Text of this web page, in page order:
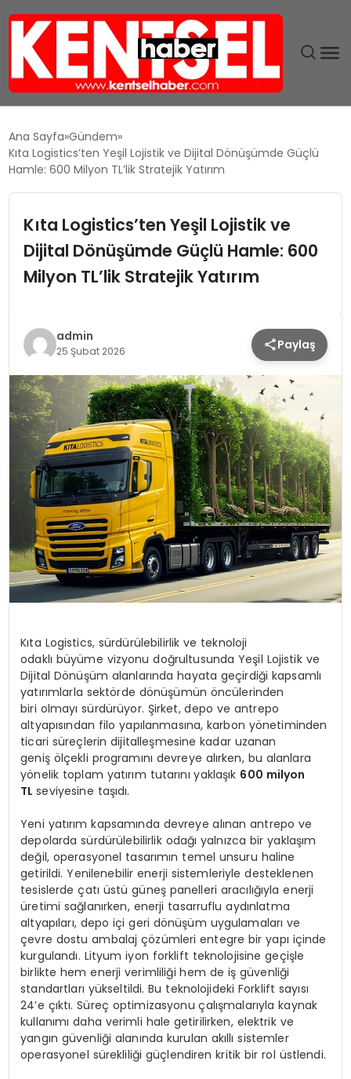
GÜNDEM
EĞITIM
TEKNOLOJI
MAGAZIN
KÜLTÜR & SANAT
SPOR
SAĞLIK
Ana Sayfa Gündem
Kıta Logistics’ten Yeşil Lojistik ve Dijital Dönüşümde Güçlü
Hamle: 600 Milyon TL’lik Stratejik Yatırım
Kıta Logistics’ten Yeşil Lojistik ve
Dijital Dönüşümde Güçlü Hamle: 600
Milyon TL’lik Stratejik Yatırım
admin
25 Şubat 2026 Paylaş
Kıta Logistics, sürdürülebilirlik ve teknoloji
odaklı büyüme vizyonu doğrultusunda Yeşil Lojistik ve
Dijital Dönüşüm alanlarında hayata geçirdiği kapsamlı
yatırımlarla sektörde dönüşümün öncülerinden
biri olmayı sürdürüyor. Şirket, depo ve antrepo
altyapısından filo yapılanmasına, karbon yönetiminden
ticari süreçlerin dijitalleşmesine kadar uzanan
geniş ölçekli programını devreye alırken, bu alanlara
yönelik toplam yatırım tutarını yaklaşık 600 milyon
TLseviyesine taşıdı.
Yeni yatırım kapsamında devreye alınan antrepo ve
depolarda sürdürülebilirlik odağı yalnızca bir yaklaşım
değil, operasyonel tasarımın temel unsuru haline
getirildi. Yenilenebilir enerji sistemleriyle desteklenen
tesislerde çatı üstü güneş panelleri aracılığıyla enerji
üretimi sağlanırken, enerji tasarruflu aydınlatma
altyapıları, depo içi geri dönüşüm uygulamaları ve
çevre dostu ambalaj çözümleri entegre bir yapı içinde
kurgulandı. Lityum iyon forklift teknolojisine geçişle
birlikte hem enerji verimliliği hem de iş güvenliği
standartları yükseltildi. Bu teknolojideki Forklift sayısı
24’e çıktı. Süreç optimizasyonu çalışmalarıyla kaynak
kullanımı daha verimli hale getirilirken, elektrik ve
yangın güvenliği alanında kurulan akıllı sistemler
operasyonel sürekliliği güçlendiren kritik bir rol üstlendi.